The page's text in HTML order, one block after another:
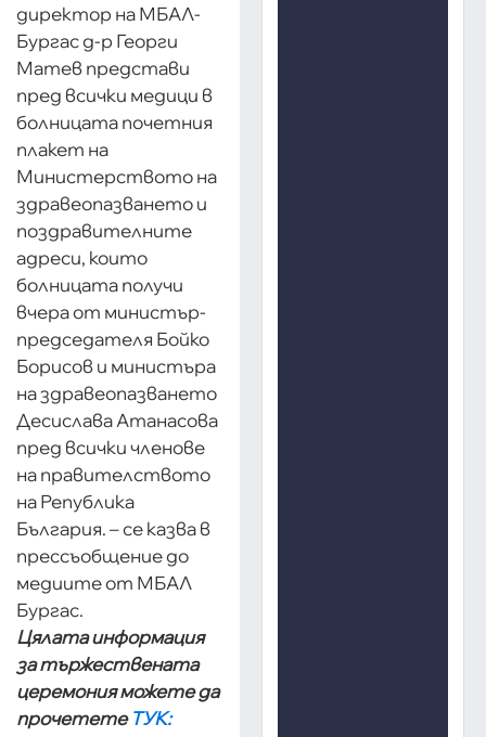
директор на МБАЛ-
Бургас д-р Георги
Матев представи
пред всички медици в
болницата почетния
плакет на
Министерството на
здравеопазването и
поздравителните
адреси, които
болницата получи
вчера от министър-
председателя Бойко
Борисов и министъра
на здравеопазването
Десислава Атанасова
пред всички членове
на правителството
на Република
България. – се казва в
прессъобщение до
медиите от МБАЛ
Бургас.
Цялата информация
за тържествената
церемония можете да
прочететеТУК: